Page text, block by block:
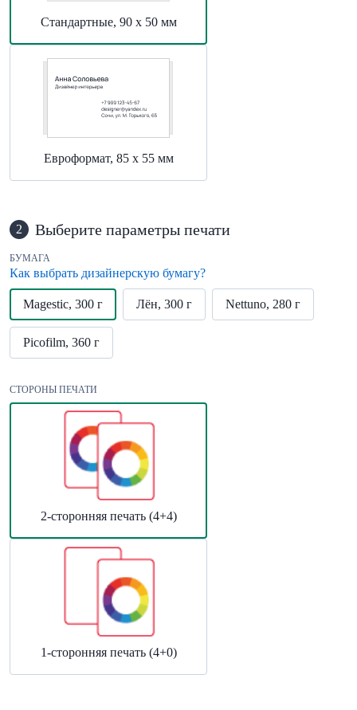
Стандартные, 90 х 50 мм
Евроформат, 85 х 55 мм
2 Выберите параметры печати
БУМАГА
Как выбрать дизайнерскую бумагу?
Magestic, 300 г Лён, 300 г Nettuno, 280 г
Picofilm, 360 г
СТОРОНЫ ПЕЧАТИ
2-сторонняя печать (4+4)
1-сторонняя печать (4+0)